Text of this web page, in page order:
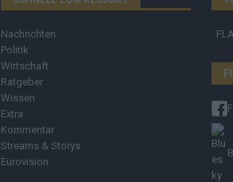
Nachrichten
Politik
Wirtschaft
Ratgeber
Wissen
Extra
Kommentar
Streams & Storys
Eurovision